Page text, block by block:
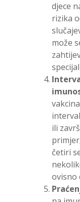
djece
rizika
može
ili
četiri
ovisno